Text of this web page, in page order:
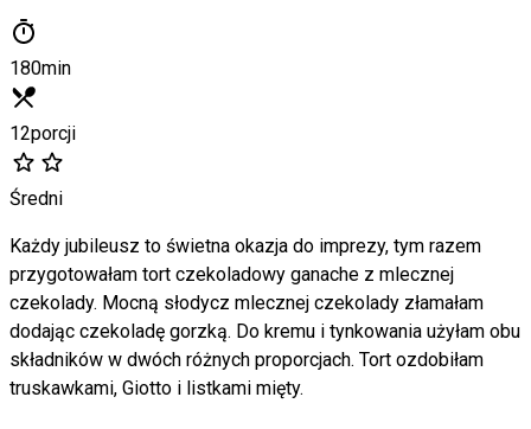
180min
12porcji
Średni
Każdy jubileusz to świetna okazja do imprezy, tym razem
przygotowałam tort czekoladowy ganache z mlecznej
czekolady. Mocną słodycz mlecznej czekolady złamałam
dodając czekoladę gorzką. Do kremu i tynkowania użyłam obu
składników w dwóch różnych proporcjach. Tort ozdobiłam
truskawkami, Giotto i listkami mięty.